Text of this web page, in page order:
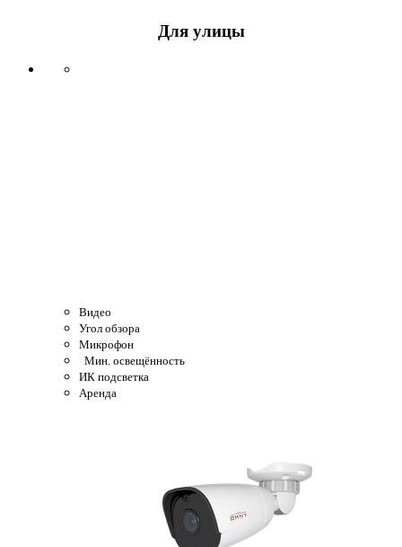
Для улицы
Видео
Угол обзора
Микрофон
Мин. освещённость
ИК подсветка
Аренда